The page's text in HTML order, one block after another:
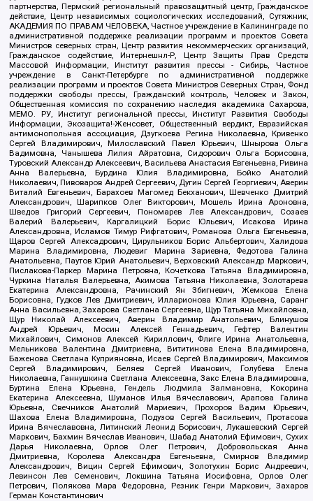
партнерства, Пермский региональный правозащитный центр, Гражданское
действие, Центр независимых социологических исследований, Сутяжник,
АКАДЕМИЯ ПО ПРАВАМ ЧЕЛОВЕКА, Частное учреждение в Калининграде по
административной поддержке реализации программ и проектов Совета
Министров северных стран, Центр развития некоммерческих организаций,
Гражданское содействие, Интернешнл-Р, Центр Защиты Прав Средств
Массовой Информации, Институт развития прессы - Сибирь, Частное
учреждение в Санкт-Петербурге по административной поддержке
реализации программ и проектов Совета Министров Северных Стран, Фонд
поддержки свободы прессы, Гражданский контроль, Человек и Закон,
Общественная комиссия по сохранению наследия академика Сахарова,
МЕМО. РУ, Институт региональной прессы, Институт Развития Свободы
Информации, Экозащита!-Женсовет, Общественный вердикт, Евразийская
антимонопольная ассоциация, Дзугкоева Регина Николаевна, Кривенко
Сергей Владимирович, Милославский Павел Юрьевич, Шнырова Ольга
Вадимовна, Чанышева Лилия Айратовна, Сидорович Ольга Борисовна,
Туровский Александр Алексеевич, Васильева Анастасия Евгеньевна, Ривина
Анна Валерьевна, Бурдина Юлия Владимировна, Бойко Анатолий
Николаевич, Пивоваров Андрей Сергеевич, Дугин Сергей Георгиевич, Аверин
Виталий Евгеньевич, Барахоев Магомед Бекханович, Шевченко Дмитрий
Александрович, Шарипков Олег Викторович, Мошель Ирина Ароновна,
Шведов Григорий Сергеевич, Пономарев Лев Александрович, Созаев
Валерий Валерьевич, Каргалицкий Борис Юльевич, Исакова Ирина
Александровна, Исламов Тимур Рифгатович, Романова Ольга Евгеньевна,
Щаров Сергей Алексадрович, Цирульников Борис Альбертович, Халидова
Марина Владимировна, Людевиг Марина Зариевна, Федотова Галина
Анатольевна, Паутов Юрий Анатольевич, Верховский Александр Маркович,
Пислакова-Паркер Марина Петровна, Кочеткова Татьяна Владимировна,
Чуркина Наталья Валерьевна, Акимова Татьяна Николаевна, Золотарева
Екатерина Александровна, Рачинский Ян Збигневич, Жемкова Елена
Борисовна, Гудков Лев Дмитриевич, Илларионова Юлия Юрьевна, Саранг
Анна Васильевна, Захарова Светлана Сергеевна, Щур Татьяна Михайловна,
Щур Николай Алексеевич, Аверин Владимир Анатольевич, Блинушов
Андрей Юрьевич, Мосин Алексей Геннадьевич, Гефтер Валентин
Михайлович, Симонов Алексей Кириллович, Флиге Ирина Анатольевна,
Мельникова Валентина Дмитриевна, Вититинова Елена Владимировна,
Баженова Светлана Куприяновна, Исаев Сергей Владимирович, Максимов
Сергей Владимирович, Беляев Сергей Иванович, Голубева Елена
Николаевна, Ганнушкина Светлана Алексеевна, Закс Елена Владимировна,
Буртина Елена Юрьевна, Гендель Людмила Залмановна, Кокорина
Екатерина Алексеевна, Шуманов Илья Вячеславович, Арапова Галина
Юрьевна, Свечников Анатолий Мариевич, Прохоров Вадим Юрьевич,
Шахова Елена Владимировна, Подузов Сергей Васильевич, Протасова
Ирина Вячеславовна, Литинский Леонид Борисович, Лукашевский Сергей
Маркович, Бахмин Вячеслав Иванович, Шабад Анатолий Ефимович, Сухих
Дарья Николаевна, Орлов Олег Петрович, Добровольская Анна
Дмитриевна, Королева Александра Евгеньевна, Смирнов Владимир
Александрович, Вицин Сергей Ефимович, Золотухин Борис Андреевич,
Левинсон Лев Семенович, Локшина Татьяна Иосифовна, Орлов Олег
Петрович, Полякова Мара Федоровна, Резник Генри Маркович, Захаров
Герман Константинович